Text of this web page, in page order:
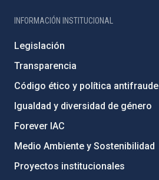
INFORMACIÓN INSTITUCIONAL
Legislación
Transparencia
Código ético y política antifraude
Igualdad y diversidad de género
Forever IAC
Medio Ambiente y Sostenibilidad
Proyectos institucionales